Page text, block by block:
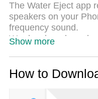
The Water Eject app
speakers on your
frequency sound.
We developed an
Supported Devices:
Show more
How to